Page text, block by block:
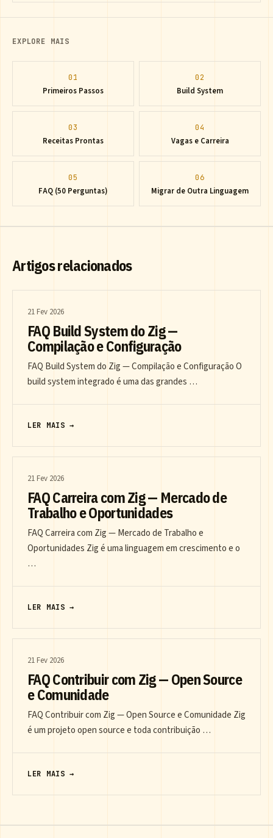
EXPLORE MAIS
01
Primeiros Passos
02
Build System
03
Receitas Prontas
04
Vagas e Carreira
05
FAQ (50 Perguntas)
06
Migrar de Outra Linguagem
Artigos relacionados
21 Fev 2026
FAQ Build System do Zig —
Compilação e Configuração
FAQ Build System do Zig — Compilação e Configuração O
build system integrado é uma das grandes …
LER MAIS →
21 Fev 2026
FAQ Carreira com Zig — Mercado de
Trabalho e Oportunidades
FAQ Carreira com Zig — Mercado de Trabalho e
Oportunidades Zig é uma linguagem em crescimento e o
…
LER MAIS →
21 Fev 2026
FAQ Contribuir com Zig — Open Source
e Comunidade
FAQ Contribuir com Zig — Open Source e Comunidade Zig
é um projeto open source e toda contribuição …
LER MAIS →